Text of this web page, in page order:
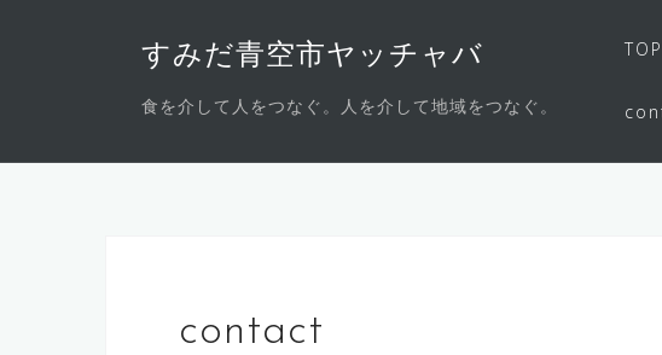
すみだ青空市ヤッチャバ
食を介して人をつなぐ。人を介して地域をつなぐ。
TOP
contact